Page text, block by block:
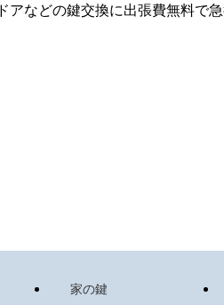
家の鍵